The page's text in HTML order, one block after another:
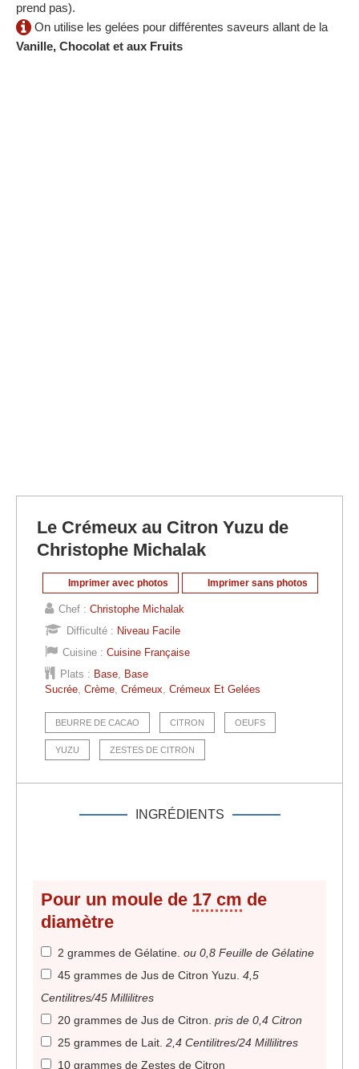
prend pas).
On utilise les gelées pour différentes saveurs allant de la
Vanille, Chocolat et aux Fruits
Le Crémeux au Citron Yuzu de
Christophe Michalak
Imprimer avec photos Imprimer sans photos
Chef : Christophe Michalak
Difficulté : Niveau Facile
Cuisine : Cuisine Française
Plats : Base, Base
Sucrée, Crème, Crémeux, Crémeux Et Gelées
BEURRE DE CACAO CITRON OEUFS
YUZU ZESTES DE CITRON
INGRÉDIENTS
Pour un moule de 17 cm de
diamètre
2 grammes de Gélatine. ou 0,8 Feuille de Gélatine
45 grammes de Jus de Citron Yuzu. 4,5
Centilitres/45 Millilitres
20 grammes de Jus de Citron. pris de 0,4 Citron
25 grammes de Lait. 2,4 Centilitres/24 Millilitres
10 grammes de Zestes de Citron